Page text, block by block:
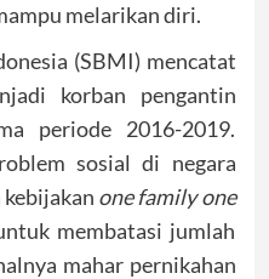
melarikan diri.
(SBMI) mencatat
korban pengantin
periode 2016-2019.
sosial di negara
one family one
membatasi jumlah
mahar pernikahan